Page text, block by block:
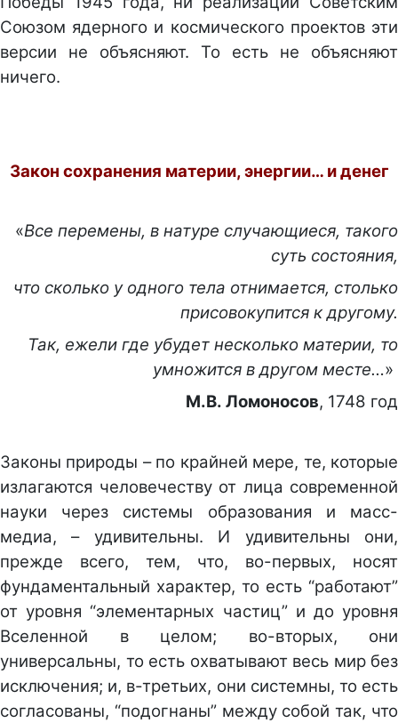
Союзом ядерного и космического проектов эти
версии не объясняют. То есть не объясняют
ничего.
Закон сохранения материи, энергии… и денег
«Все перемены, в натуре случающиеся, такого
суть состояния,
что сколько у одного тела отнимается, столько
присовокупится к другому.
Так, ежели где убудет несколько материи, то
умножится в другом месте…»
М.В. Ломоносов, 1748 год
Законы природы – по крайней мере, те, которые
излагаются человечеству от лица современной
науки через системы образования и масс-
медиа, – удивительны. И удивительны они,
прежде всего, тем, что, во-первых, носят
фундаментальный характер, то есть “работают”
от уровня “элементарных частиц” и до уровня
Вселенной в целом; во-вторых, они
универсальны, то есть охватывают весь мир без
исключения; и, в-третьих, они системны, то есть
согласованы, “подогнаны” между собой так, что